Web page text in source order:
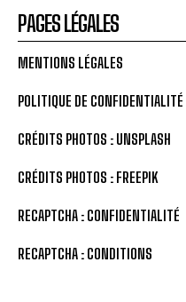
PAGES LÉGALES
MENTIONS LÉGALES
POLITIQUE DE CONFIDENTIALITÉ
CRÉDITS PHOTOS : UNSPLASH
CRÉDITS PHOTOS : FREEPIK
RECAPTCHA : CONFIDENTIALITÉ
RECAPTCHA : CONDITIONS